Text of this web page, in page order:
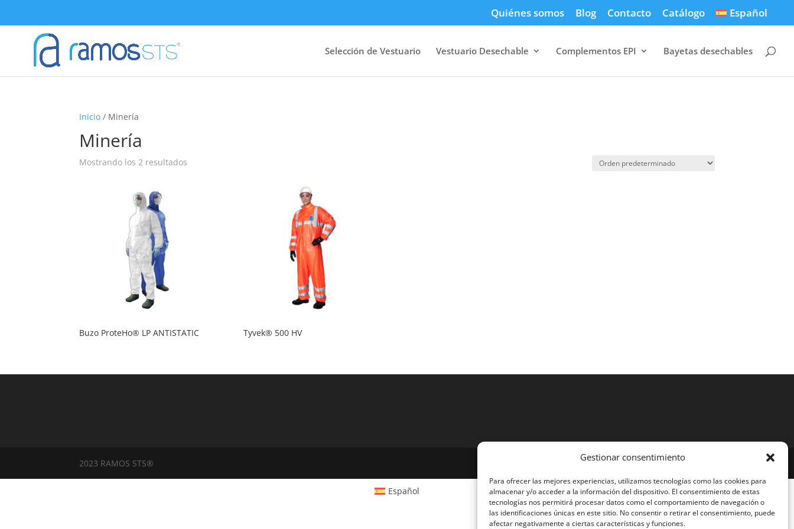
Gestionar consentimiento
Para ofrecer las mejores experiencias, utilizamos tecnologías como las cookies para
almacenar y/o acceder a la información del dispositivo. El consentimiento de estas
tecnologías nos permitirá procesar datos como el comportamiento de navegación o
las identificaciones únicas en este sitio. No consentir o retirar el consentimiento, puede
afectar negativamente a ciertas características y funciones.
Quiénes somos Blog Contacto Catálogo Español
Selección de Vestuario Vestuario Desechable Complementos EPI Bayetas desechables
Inicio / Minería
Minería
Mostrando los 2 resultados
Buzo ProteHo® LP ANTISTATIC Tyvek® 500 HV
2023 RAMOS STS®
Español